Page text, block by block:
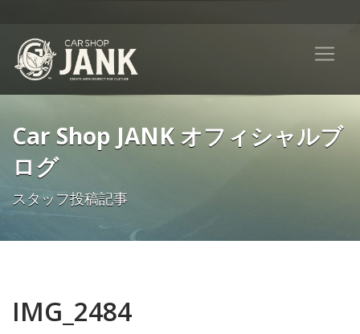
Car Shop JANK オフィシャルブ
ログ
スタッフ投稿記事
IMG_2484